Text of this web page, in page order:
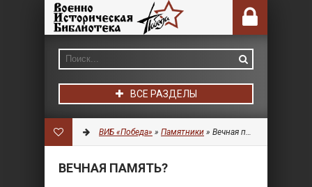
ВСЕ РАЗДЕЛЫ
ВИБ «Победа» » Памятники » Вечная память?
ВЕЧНАЯ ПАМЯТЬ?